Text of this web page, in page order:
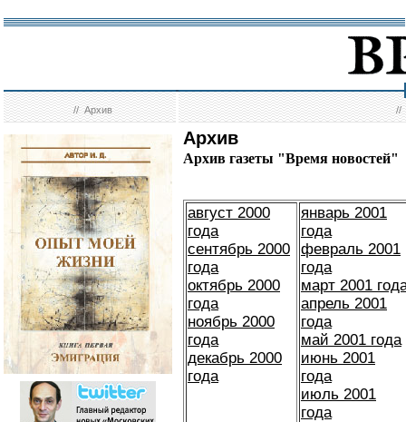
//Архив //
Архив
Архив газеты "Время новостей"
август 2000
года
сентябрь 2000
года
октябрь 2000
года
ноябрь 2000
года
декабрь 2000
года
январь 2001
года
февраль 2001
года
март 2001
апрель 2001
года
май 2001 года
июнь 2001
года
июль 2001
года